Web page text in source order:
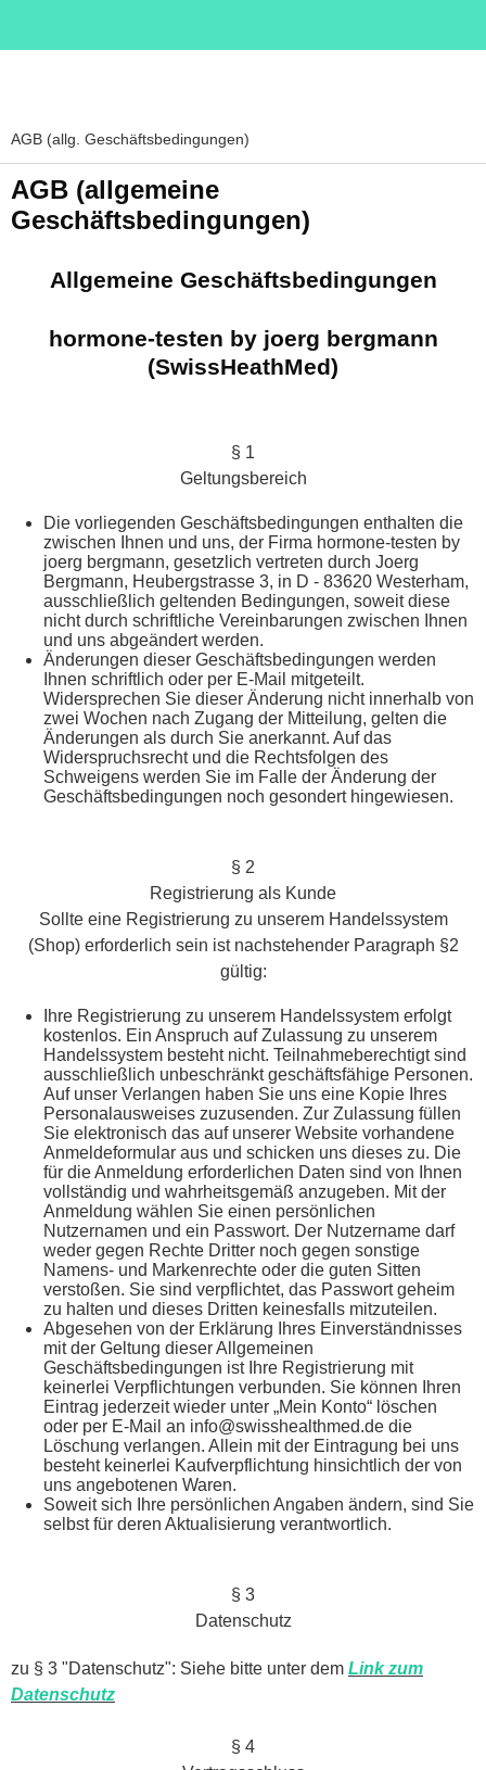
AGB (allg. Geschäftsbedingungen)
AGB (allgemeine
Geschäftsbedingungen)
Allgemeine Geschäftsbedingungen
hormone-testen by joerg bergmann
(SwissHeathMed)
§ 1
Geltungsbereich
Die vorliegenden Geschäftsbedingungen enthalten die
zwischen Ihnen und uns, der Firma hormone-testen by
joerg bergmann, gesetzlich vertreten durch Joerg
Bergmann, Heubergstrasse 3, in D - 83620 Westerham,
ausschließlich geltenden Bedingungen, soweit diese
nicht durch schriftliche Vereinbarungen zwischen Ihnen
und uns abgeändert werden.
Änderungen dieser Geschäftsbedingungen werden
Ihnen schriftlich oder per E-Mail mitgeteilt.
Widersprechen Sie dieser Änderung nicht innerhalb von
zwei Wochen nach Zugang der Mitteilung, gelten die
Änderungen als durch Sie anerkannt. Auf das
Widerspruchsrecht und die Rechtsfolgen des
Schweigens werden Sie im Falle der Änderung der
Geschäftsbedingungen noch gesondert hingewiesen.
§ 2
Registrierung als Kunde
Sollte eine Registrierung zu unserem Handelssystem
(Shop) erforderlich sein ist nachstehender Paragraph §2
gültig:
Ihre Registrierung zu unserem Handelssystem erfolgt
kostenlos. Ein Anspruch auf Zulassung zu unserem
Handelssystem besteht nicht. Teilnahmeberechtigt sind
ausschließlich unbeschränkt geschäftsfähige Personen.
Auf unser Verlangen haben Sie uns eine Kopie Ihres
Personalausweises zuzusenden. Zur Zulassung füllen
Sie elektronisch das auf unserer Website vorhandene
Anmeldeformular aus und schicken uns dieses zu. Die
für die Anmeldung erforderlichen Daten sind von Ihnen
vollständig und wahrheitsgemäß anzugeben. Mit der
Anmeldung wählen Sie einen persönlichen
Nutzernamen und ein Passwort. Der Nutzername darf
weder gegen Rechte Dritter noch gegen sonstige
Namens- und Markenrechte oder die guten Sitten
verstoßen. Sie sind verpflichtet, das Passwort geheim
zu halten und dieses Dritten keinesfalls mitzuteilen.
Abgesehen von der Erklärung Ihres Einverständnisses
mit der Geltung dieser Allgemeinen
Geschäftsbedingungen ist Ihre Registrierung mit
keinerlei Verpflichtungen verbunden. Sie können Ihren
Eintrag jederzeit wieder unter „Mein Konto“ löschen
oder per E-Mail an info@swisshealthmed.de die
Löschung verlangen. Allein mit der Eintragung bei uns
besteht keinerlei Kaufverpflichtung hinsichtlich der von
uns angebotenen Waren.
Soweit sich Ihre persönlichen Angaben ändern, sind Sie
selbst für deren Aktualisierung verantwortlich.
§ 3
Datenschutz
zu § 3 "Datenschutz": Siehe bitte unter dem Link zum
Datenschutz
§ 4